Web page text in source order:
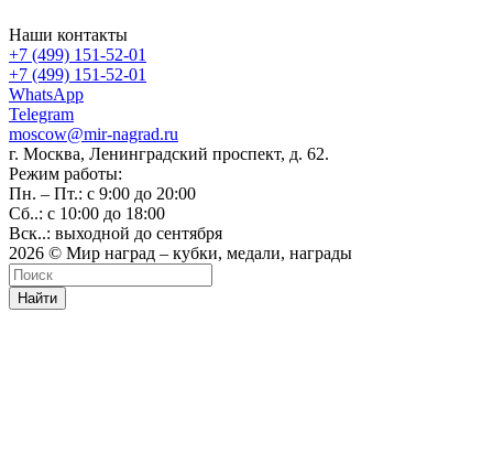
Наши контакты
+7 (499) 151-52-01
+7 (499) 151-52-01
WhatsApp
Telegram
moscow@mir-nagrad.ru
г. Москва, Ленинградский проспект, д. 62.
Режим работы:
Пн. – Пт.: с 9:00 до 20:00
Сб..: с 10:00 до 18:00
Вск..: выходной до сентября
2026 © Мир наград – кубки, медали, награды
Найти